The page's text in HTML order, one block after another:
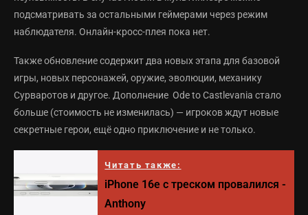
подсматривать за остальными геймерами через режим
наблюдателя. Онлайн-кросс-плея пока нет.
Также обновление содержит два новых этапа для базовой
игры, новых персонажей, оружие, эволюции, механику
Сурваротов и другое. Дополнение Ode to Castlevania стало
больше (стоимость не изменилась) — игроков ждут новые
секретные герои, ещё одно приключение и не только.
Читать также:
iPhone 16e с треском провалился -
Anthony